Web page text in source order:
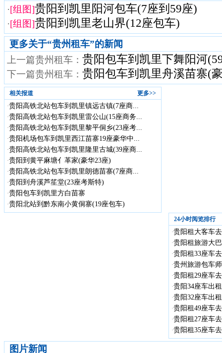
·[组图]贵阳到凯里阳河包车(7座到59座)
·[组图]贵阳到凯里老山界(12座包车)
更多关于“贵州租车”的新闻
上一篇贵州租车： 贵阳包车到凯里下舞阳河
下一篇贵州租车： 贵阳包车到凯里舟溪苗寨(
更多>>
相关报道
·贵阳高铁北站包车到凯里镇远古镇(7座商...
·贵阳高铁北站包车到凯里雷公山(15座商务...
·贵阳高铁北站包车到凯里黎平侗乡(23座考...
·贵阳机场包车到凯里西江苗寨19座豪华中...
·贵阳高铁北站包车到凯里隆里古城(39座商...
·贵阳到黄平麻塘亻革家(豪华23座)
·贵阳高铁北站包车到凯里朗德苗寨(7座商...
·贵阳到舟溪芦笙堂(23座考斯特)
·贵阳包车到凯里方白苗寨
·贵阳北站到黔东南小黄侗寨(19座包车)
24小时阅览排行
·贵阳租大客车
·贵阳租旅游大
·贵阳租33座车
·贵州旅游包车
·贵阳租29座车
·贵阳34座车出
·贵阳32座车出
·贵阳租49座车
·贵阳租27座车
·贵阳租35座车
图片新闻